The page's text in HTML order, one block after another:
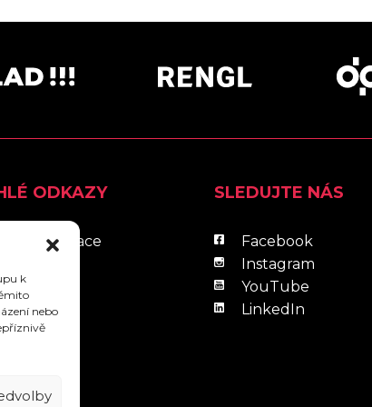
k
nebo
ODKAZY
informace
SLEDUJTE NÁS
Facebook
Instagram
YouTube
LinkedIn